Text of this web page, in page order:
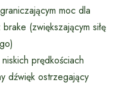
moc dla
(zwiększającym siłę
prędkościach
dźwięk ostrzegający